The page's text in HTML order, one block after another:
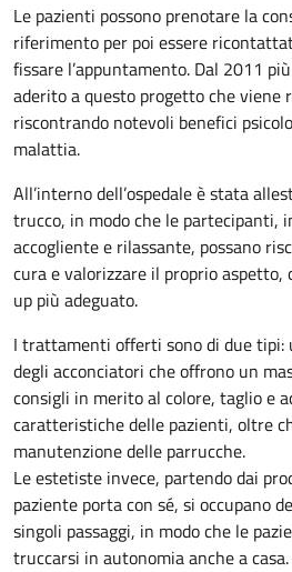
Le pazienti possono prenotare la
riferimento per poi essere
fissare l’appuntamento. Dal 2011
aderito a questo progetto che viene
riscontrando notevoli benefici
malattia.
All’interno dell’ospedale è stata
trucco, in modo che le partecipanti,
accogliente e rilassante, possano
cura e valorizzare il proprio aspetto,
up più adeguato.
I trattamenti offerti sono di due tipi:
degli acconciatori che offrono un
consigli in merito al colore, taglio e
caratteristiche delle pazienti, oltre
manutenzione delle parrucche.
Le estetiste invece, partendo dai
paziente porta con sé, si occupano
singoli passaggi, in modo che le
truccarsi in autonomia anche a casa.